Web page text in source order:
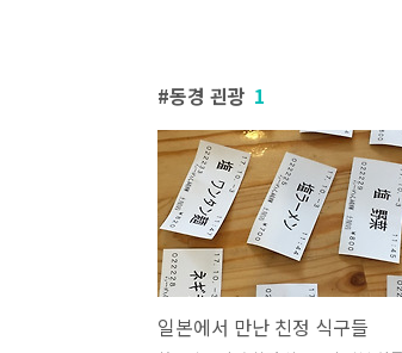
동경 괸광 1
일본에서 만난 친정 식구들